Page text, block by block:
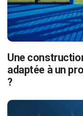
Une
adaptée à un
?